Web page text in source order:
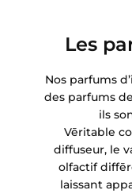
Les
Nos parfums
des parfums
ils
Vēritable
diffuseur, le
olfactif
laissant